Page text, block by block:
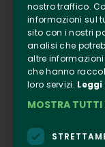
nostro traffico.
informazioni sul
sito con i nostri
analisi che
altre
che hanno
loro servizi.
MOSTRA TUTTI